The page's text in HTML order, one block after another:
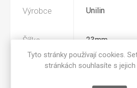
Výrobce Unilin
Šířka 23mm
Povrchová
Tyto stránky používají cookies.
stránkách souhlasíte s jejich